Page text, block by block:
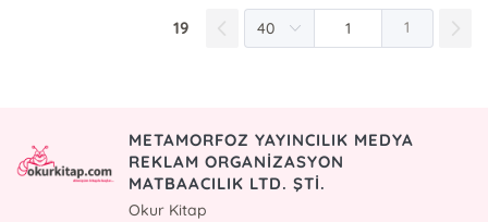
19 1
METAMORFOZ YAYINCILIK MEDYA
REKLAM ORGANİZASYON
MATBAACILIK LTD. ŞTİ.
Okur Kitap